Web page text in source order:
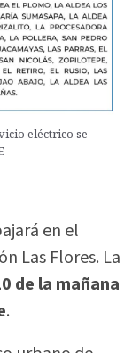
eléctrico se
en el
Las Flores. La
de la mañana
.